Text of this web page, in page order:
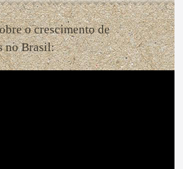
o crescimento de
no Brasil: